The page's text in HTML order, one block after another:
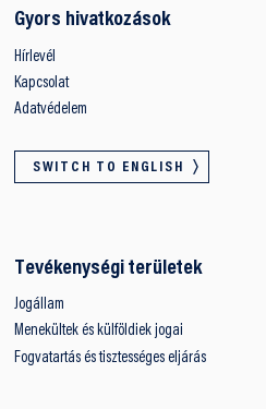
Gyors hivatkozások
Hírlevél
Kapcsolat
Adatvédelem
SWITCH TO ENGLISH
Tevékenységi területek
Jogállam
Menekültek és külföldiek jogai
Fogvatartás és tisztességes eljárás